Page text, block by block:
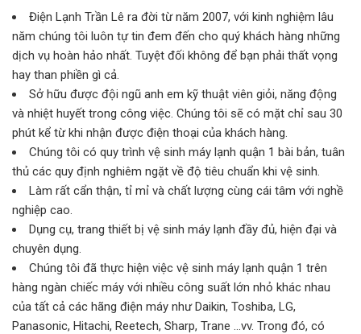
Điện Lạnh Trần Lê ra đời từ năm 2007, với kinh nghiệm lâu
năm chúng tôi luôn tự tin đem đến cho quý khách hàng những
dịch vụ hoàn hảo nhất. Tuyệt đối không để bạn phải thất vọng
hay than phiền gì cả.
Sở hữu được đội ngũ anh em kỹ thuật viên giỏi, năng động
và nhiệt huyết trong công việc. Chúng tôi sẽ có mặt chỉ sau 30
phút kể từ khi nhận được điện thoại của khách hàng.
Chúng tôi có quy trình vệ sinh máy lạnh quận 1 bài bản, tuân
thủ các quy định nghiêm ngặt về độ tiêu chuẩn khi vệ sinh.
Làm rất cẩn thận, tỉ mỉ và chất lượng cùng cái tâm với nghề
nghiệp cao.
Dụng cụ, trang thiết bị vệ sinh máy lạnh đầy đủ, hiện đại và
chuyên dụng.
Chúng tôi đã thực hiện việc vệ sinh máy lạnh quận 1 trên
hàng ngàn chiếc máy với nhiều công suất lớn nhỏ khác nhau
của tất cả các hãng điện máy như Daikin, Toshiba, LG,
Panasonic, Hitachi, Reetech, Sharp, Trane …vv. Trong đó, có